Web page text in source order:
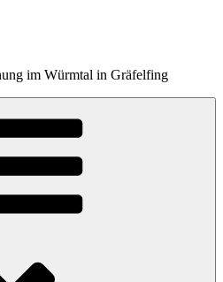
im Würmtal in Gräfelfing